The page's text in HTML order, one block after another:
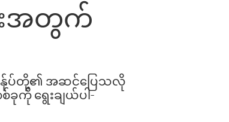
းအတွက်
ကျွန်ုပ်တို့၏ အဆင်ပြေသလို
ခုကို ရွေးချယ်ပါ-